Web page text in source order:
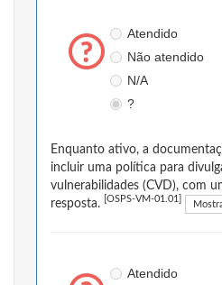
Atendido
Não atendido
N/A
?
Enquanto ativo, a
incluir uma política para
vulnerabilidades (CVD), com
resposta.
[OSPS-VM-01.01]
Atendido